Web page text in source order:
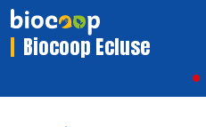
Biocoop Ecluse